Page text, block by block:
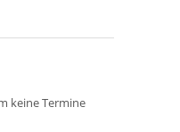
keine Termine